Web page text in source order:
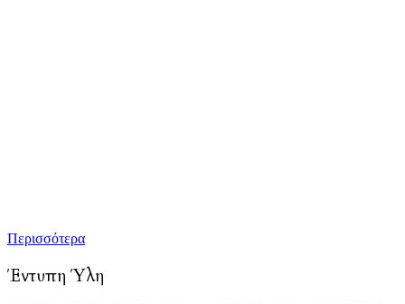
Περισσότερα
Έντυπη Ύλη